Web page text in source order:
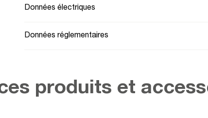
Données électriques
Données réglementaires
produits et